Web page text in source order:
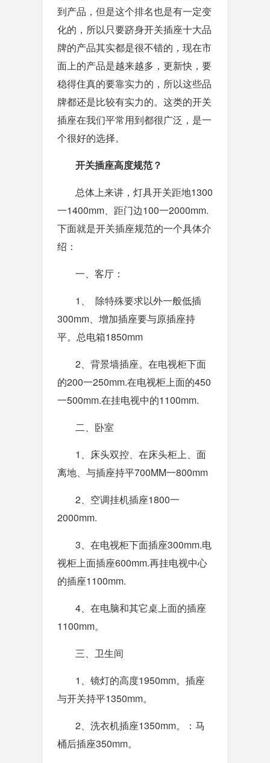
到产品，但是这个排名也是有一定变
化的，所以只要跻身开关插座十大品
牌的产品其实都是很不错的，现在市
面上的产品是越来越多，更新快，要
稳得住真的要靠实力的，所以这些品
牌都还是比较有实力的。这类的开关
插座在我们平常用到都很广泛，是一
个很好的选择。
开关插座高度规范？
总体上来讲，灯具开关距地1300
一1400mm、距门边100一2000mm.
下面就是开关插座规范的一个具体介
绍：
一、客厅：
1、 除特殊要求以外一般低插
300mm、增加插座要与原插座持
平。总电箱1850mm
2、背景墙插座。在电视柜下面
的200一250mm.在电视柜上面的450
一500mm.在挂电视中的1100mm.
二、卧室
1、床头双控、在床头柜上、面
离地、与插座持平700MM一800mm
2、空调挂机插座1800一
2000mm.
3、在电视柜下面插座300mm.电
视柜上面插座600mm.再挂电视中心
的插座1100mm.
4、在电脑和其它桌上面的插座
1100mm。
三、卫生间
1、镜灯的高度1950mm。插座
与开关持平1350mm。
2、洗衣机插座1350mm。：马
桶后插座350mm。